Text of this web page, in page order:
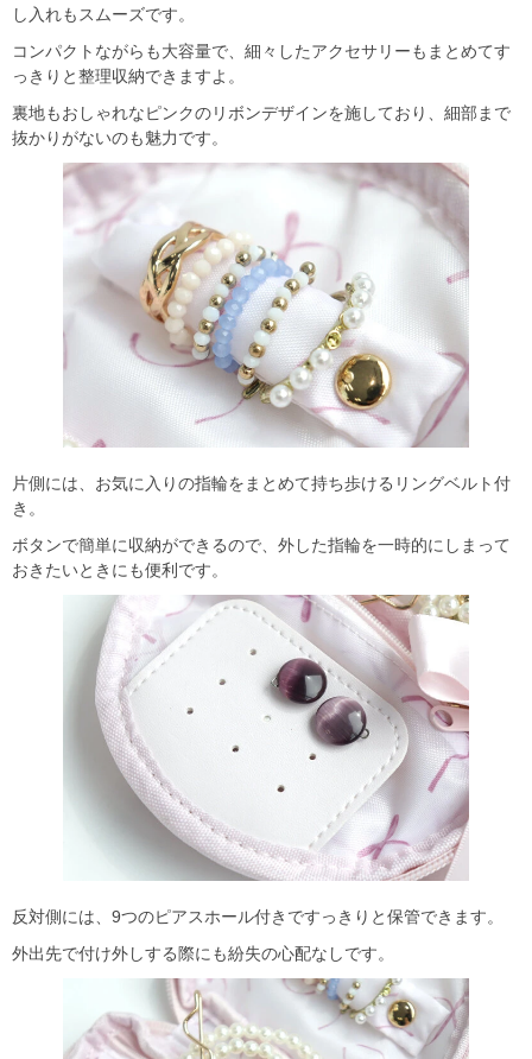
し入れもスムーズです。
コンパクトながらも大容量で、細々したアクセサリーもまとめてす
っきりと整理収納できますよ。
裏地もおしゃれなピンクのリボンデザインを施しており、細部まで
抜かりがないのも魅力です。
片側には、お気に入りの指輪をまとめて持ち歩けるリングベルト付
き。
ボタンで簡単に収納ができるので、外した指輪を一時的にしまって
おきたいときにも便利です。
反対側には、9つのピアスホール付きですっきりと保管できます。
外出先で付け外しする際にも紛失の心配なしです。